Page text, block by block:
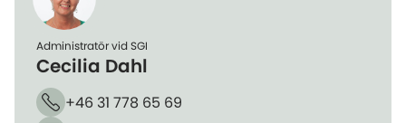
Administratör vid SGI
Cecilia Dahl
Telefon
+46 31 778 65 69